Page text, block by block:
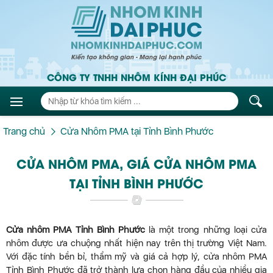
CÔNG TY TNHH NHÔM KÍNH ĐẠI PHÚC
Trang chủ Cửa Nhôm PMA tại Tỉnh Bình Phước
CỬA NHÔM PMA, GIÁ CỬA NHÔM PMA
TẠI TỈNH BÌNH PHƯỚC
Cửa nhôm PMA Tỉnh Bình Phướclà một trong những loại cửa
nhôm được ưa chuộng nhất hiện nay trên thị trường Việt Nam.
Với đặc tính bền bỉ, thẩm mỹ và giá cả hợp lý, cửa nhôm PMA
Tỉnh Bình Phước đã trở thành lựa chọn hàng đầu của nhiều gia